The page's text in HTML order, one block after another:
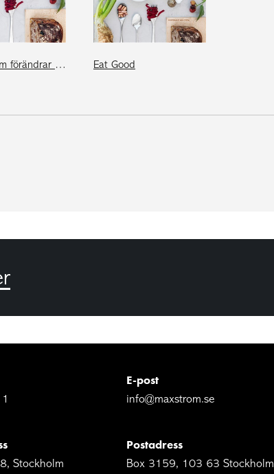
Recept som förändrar världen Eat Good
E-post
info@maxstrom.se
Stockholm
Postadress
Box 3159, 103 63 Stockholm